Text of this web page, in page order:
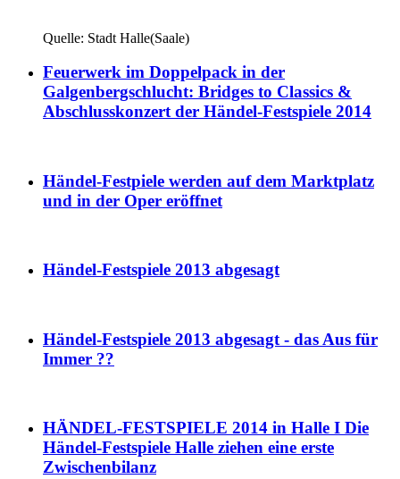
Quelle: Stadt Halle(Saale)
Feuerwerk im Doppelpack in der
Galgenbergschlucht: Bridges to Classics &
Abschlusskonzert der Händel-Festspiele 2014
Händel-Festpiele werden auf dem Marktplatz
und in der Oper eröffnet
Händel-Festspiele 2013 abgesagt
Händel-Festspiele 2013 abgesagt - das Aus für
Immer ??
HÄNDEL-FESTSPIELE 2014 in Halle I Die
Händel-Festspiele Halle ziehen eine erste
Zwischenbilanz